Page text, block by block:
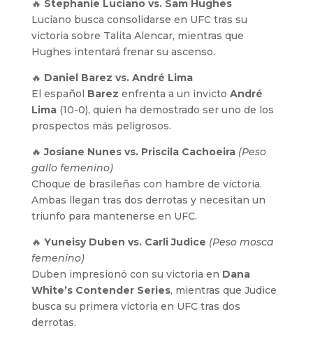
🔥 Stephanie Luciano vs. Sam Hughes
Luciano busca consolidarse en UFC tras su
victoria sobre Talita Alencar, mientras que
Hughes intentará frenar su ascenso.
🔥 Daniel Barez vs. André Lima
El español Barez enfrenta a un invicto André
Lima(10-0), quien ha demostrado ser uno de los
prospectos más peligrosos.
🔥Josiane Nunes vs. Priscila Cachoeira (Peso
gallo femenino)
Choque de brasileñas con hambre de victoria.
Ambas llegan tras dos derrotas y necesitan un
triunfo para mantenerse en UFC.
🔥 Yuneisy Duben vs. Carli Judice (Peso mosca
femenino)
Duben impresionó con su victoria en Dana
White’s Contender Series, mientras que Judice
busca su primera victoria en UFC tras dos
derrotas.